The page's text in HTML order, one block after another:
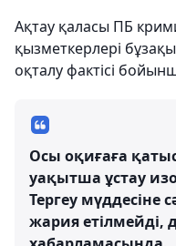
Ақтау қаласы ПБ
қызметкерлері
оқталу фактісі
Осы оқиғаға
уақытша ұстау
Тергеу мүддесіне
жария етілмейді,